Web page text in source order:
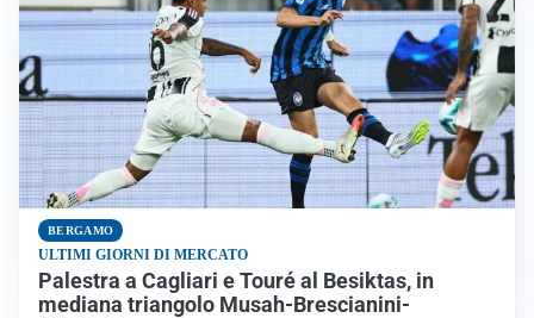
BERGAMO
ULTIMI GIORNI DI MERCATO
Palestra a Cagliari e Touré al Besiktas, in
mediana triangolo Musah-Brescianini-